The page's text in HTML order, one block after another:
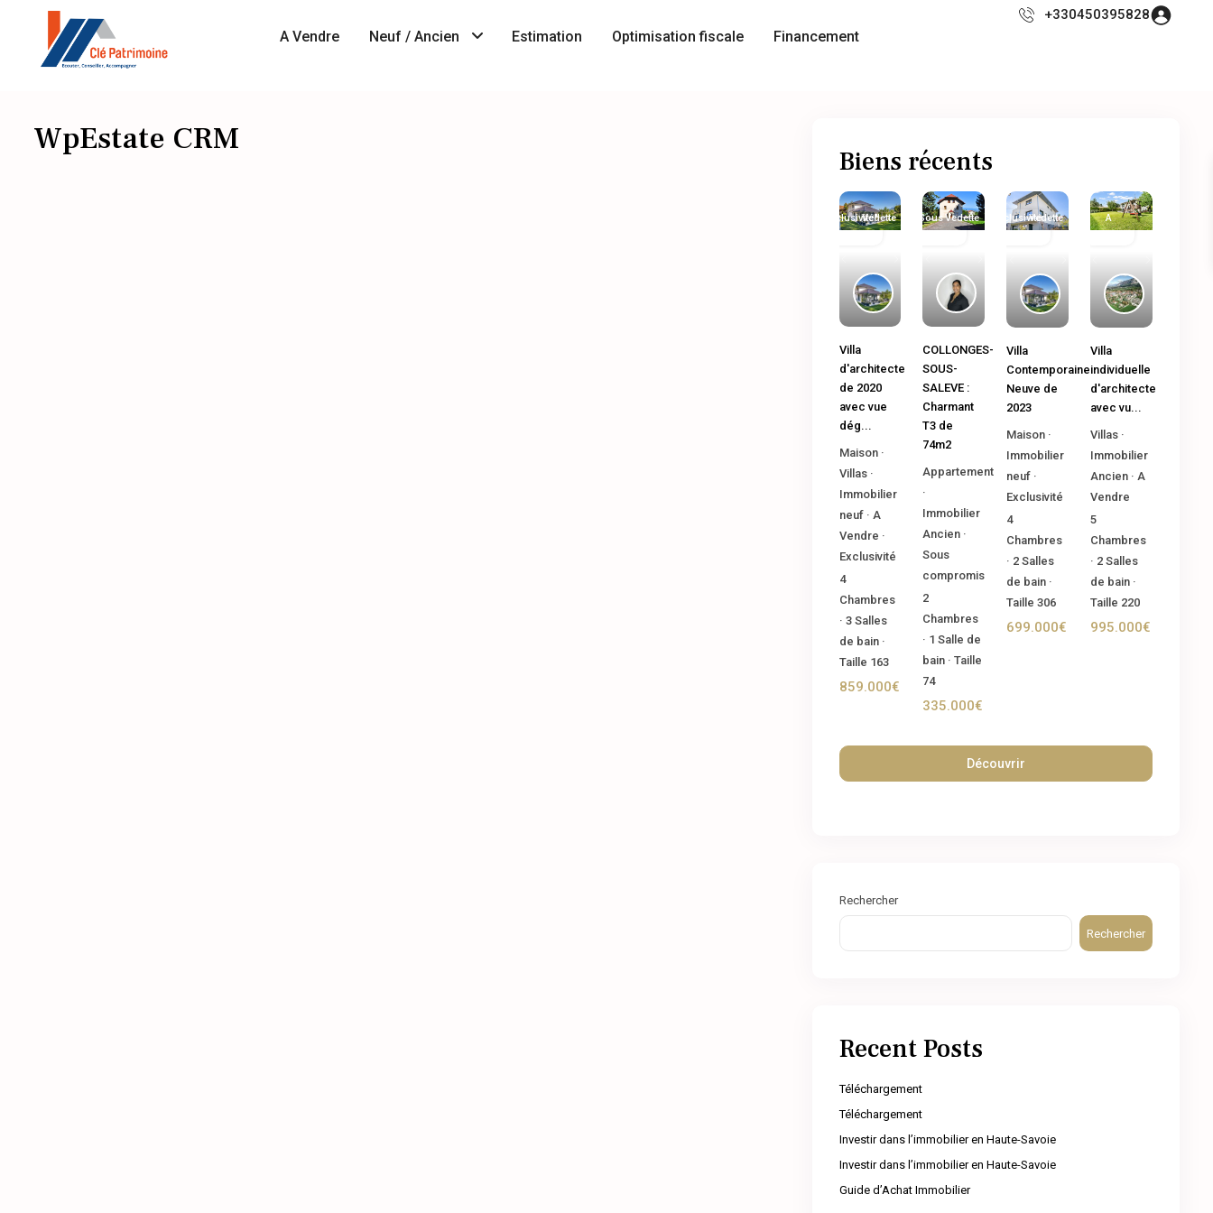
A Vendre Neuf / Ancien Estimation Optimisation fiscale Financement
+330450395828
WpEstate CRM
Biens récents
Vedette
Exclusivité
Villa
d'architecte
de 2020
avec vue
dég...
Maison·
Villas·
Immobilier
neuf· A
Vendre ·
Exclusivité
4
Chambres
· 3Salles
de bain ·
Taille 163
859.000€
Vedette
Immobilier
Sous
COLLONGES-
SOUS-
SALEVE :
Charmant
T3 de
74m2
Appartement
·
Immobilier
Ancien ·
Sous
compromis
2
Chambres
· 1 Salle de
bain · Taille
74
335.000€
Vedette
Immobilier
Exclusivité
Villa
Contemporaine
Neuve de
2023
Maison ·
Immobilier
neuf ·
Exclusivité
4
Chambres
· 2 Salles
de bain ·
Taille306
699.000€
Immobilier
A
Villa
individuelle
d'architecte
avec vu...
Villas ·
Immobilier
Ancien ·A
Vendre
5
Chambres
· 2 Salles
de bain ·
Taille 220
995.000€
Découvrir
Rechercher
Rechercher
Recent Posts
Téléchargement
Téléchargement
Investir dans l’immobilier en Haute-Savoie
Investir dans l’immobilier en Haute-Savoie
Guide d’Achat Immobilier